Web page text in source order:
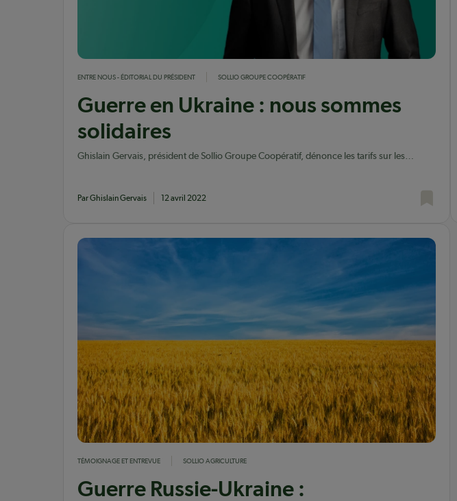
ENTRE NOUS - ÉDITORIAL DU PRÉSIDENT SOLLIO GROUPE COOPÉRATIF
Guerre en Ukraine : nous sommes
solidaires
Ghislain Gervais, président de Sollio Groupe Coopératif, dénonce les tarifs sur les
Par Ghislain Gervais 12 avril 2022
TÉMOIGNAGE ET ENTREVUE SOLLIO AGRICULTURE
Guerre Russie-Ukraine :